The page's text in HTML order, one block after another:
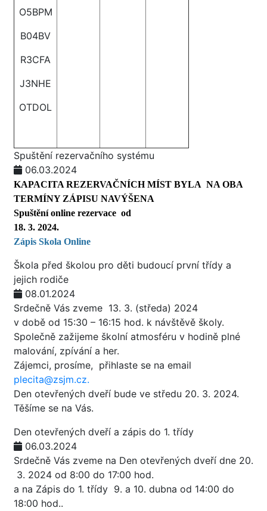
O5BPM
B04BV
R3CFA
J3NHE
OTDOL
Spuštění rezervačního systému
06.03.2024
KAPACITA REZERVAČNÍCH MÍST BYLA NA OBA
TERMÍNY ZÁPISU NAVÝŠENA
Spuštění online rezervace od
18. 3. 2024.
Zápis Skola Online
Škola před školou pro děti budoucí první třídy a
jejich rodiče
08.01.2024
Srdečně Vás zveme 13. 3. (středa) 2024
v době od 15:30 – 16:15 hod. k návštěvě školy.
Společně zažijeme školní atmosféru v hodině plné
malování, zpívání a her.
Zájemci, prosíme, přihlaste se na email
plecita@zsjm.cz.
Den otevřených dveří bude ve středu 20. 3. 2024.
Těšíme se na Vás.
Den otevřených dveří a zápis do 1. třídy
06.03.2024
Srdečně Vás zveme na Den otevřených dveří dne 20.
3. 2024 od 8:00 do 17:00 hod.
a na Zápis do 1. třídy 9. a 10. dubna od 14:00 do
18:00 hod..